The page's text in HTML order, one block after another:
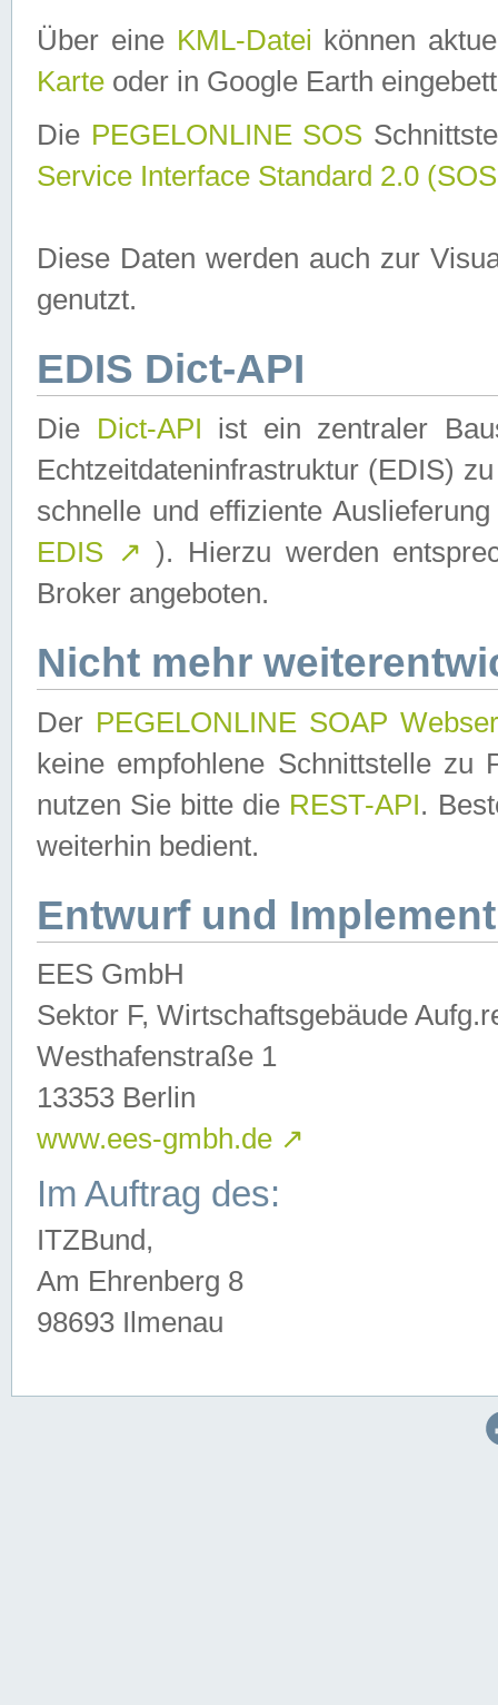
Über eine KML-Datei können
Karte oder in Google Earth
Die PEGELONLINE SOS
Service Interface Standard 2.0
Diese Daten werden auch zur
genutzt.
EDIS Dict-API
Die Dict-API ist ein zentraler
Echtzeitdateninfrastruktur (EDIS)
schnelle und effiziente
EDIS ↗ ). Hierzu werden
Broker angeboten.
Nicht mehr
Der PEGELONLINE SOAP
keine empfohlene Schnittstelle zu
nutzen Sie bitte die REST-API.
weiterhin bedient.
Entwurf und
EES GmbH
Sektor F, Wirtschaftsgebäude
Westhafenstraße 1
13353 Berlin
www.ees-gmbh.de ↗
Im Auftrag des:
ITZBund,
Am Ehrenberg 8
98693 Ilmenau